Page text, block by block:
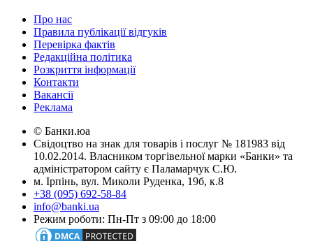
Про нас
Правила публікації відгуків
Перевірка фактів
Редакційна політика
Розкриття інформації
Контакти
Вакансії
Реклама
© Банки.юа
Свідоцтво на знак для товарів і послуг № 181983 від
10.02.2014. Власником торгівельної марки «Банки» та
адміністратором сайту є Паламарчук С.Ю.
м. Ірпінь, вул. Миколи Руденка, 19б, к.8
+38 (095) 692-58-84
info@banki.ua
Режим роботи: Пн-Пт з 09:00 до 18:00